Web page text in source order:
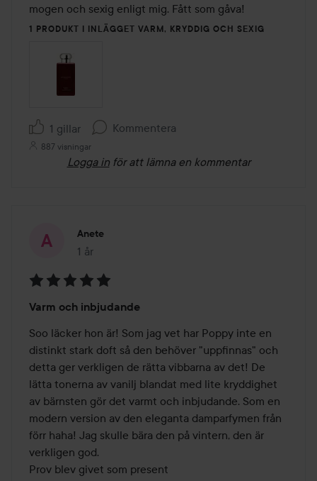
mogen och sexig enligt mig. Fått som gåva!
1 PRODUKT I INLÄGGET VARM, KRYDDIG OCH SEXIG
1 gillar Kommentera
887 visningar
Logga in för att lämna en kommentar
Anete
1 år
Inlägget skapades 1 år
5
av
5
Varm och inbjudande
Soo läcker hon är! Som jag vet har Poppy inte en
distinkt stark doft så den behöver "uppfinnas" och
detta ger verkligen de rätta vibbarna av det! De
lätta tonerna av vanilj blandat med lite kryddighet
av bärnsten gör det varmt och inbjudande. Som en
modern version av den eleganta damparfymen från
förr haha! Jag skulle bära den på vintern, den är
verkligen god.
Prov blev givet som present